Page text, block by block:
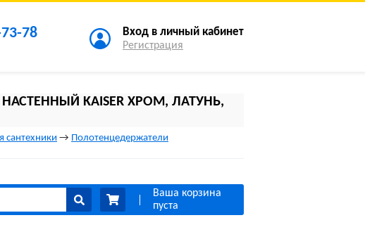
KAISER ХРОМ, ЛАТУНЬ,
сантехники → Полотенцедержатели
Ваша корзина
пуста
78 Вход в личный кабинет
Регистрация